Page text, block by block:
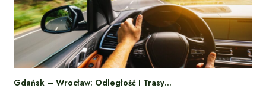
Gdańsk – Wrocław: Odległość I Trasy…